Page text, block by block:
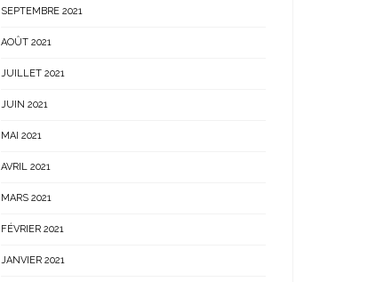
SEPTEMBRE 2021
AOÛT 2021
JUILLET 2021
JUIN 2021
MAI 2021
AVRIL 2021
MARS 2021
FÉVRIER 2021
JANVIER 2021